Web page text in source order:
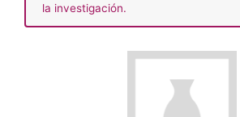
la investigación.